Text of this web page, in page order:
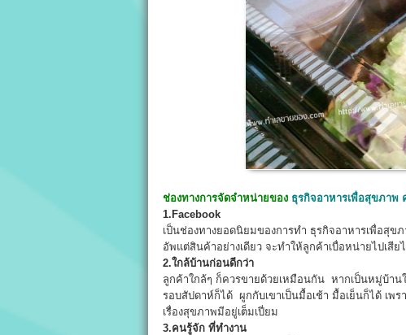
ช่องทางการจัดจำหน่ายของ ธุรกิจอาหารเพื่อสุขภาพ
1.Facebook
เป็นช่องทางยอดนิยมของการทำ ธุรกิจอาหารเพื่อสุข
อัพแต่สินค้าอย่างเดียว จะทำให้ลูกค้าเบื่อหน่ายไปเสีย
2.ใกล้บ้านก่อนดีกว่า
ลูกค้าใกล้ๆ ก็ควรขายด้วยเหมือนกัน หากเป็นหมู่บ้า
รอบสัปดาห์ก็ได้ ผูกกับเขาเป็นมื้อเช้า มื้อเย็นก็ได้ เพ
เรื่องสุขภาพมีอยู่เต็มเปี่ยม
3.คนรู้จัก ที่ทำงาน